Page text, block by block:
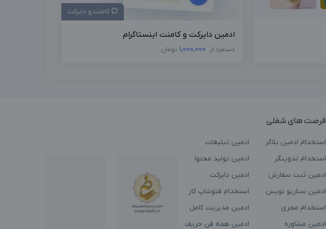
کامنت و دایرکت
ادمین دایرکت و کامنت اینستاگرام
دستمزد از 1,000,000 تومان
فرصت های شغلی
استخدام ادمین بلاگر
ادمین تبلیغات
استخدام تدوینگر
ادمین تولید محتوا
ادمین ثبت سفارش
ادمین دایرکت
ادمین سناریو نویس
استخدام فتوشاپ کار
استخدام مجری
ادمین مدیریت کامل
ادمین مشاوره
ادمین همه فن حریف